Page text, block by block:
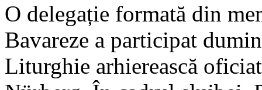
O delegație formată din
Bavareze a participat
Liturghie arhierească